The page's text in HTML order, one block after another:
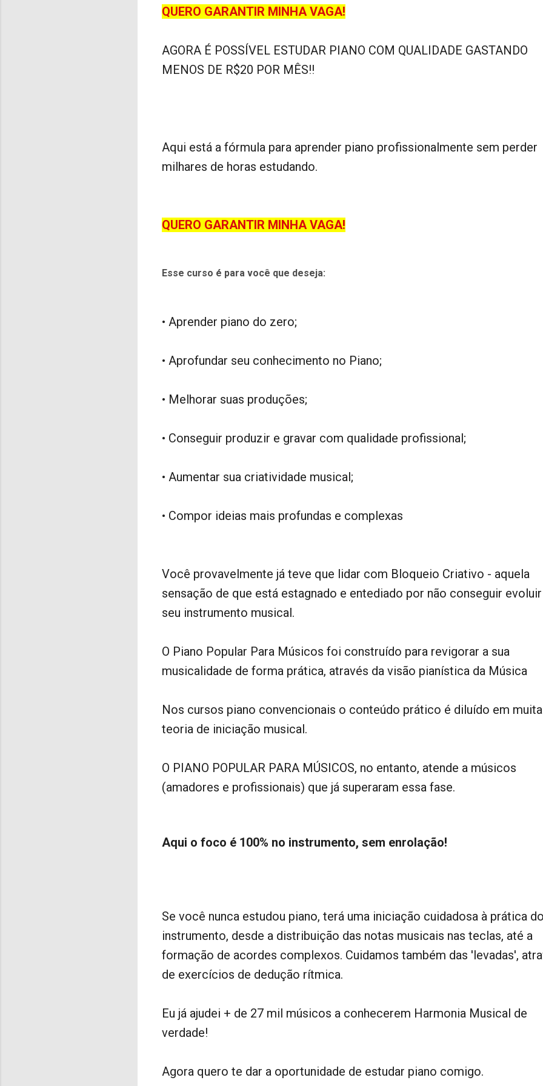
QUERO GARANTIR MINHA VAGA!
AGORA É POSSÍVEL ESTUDAR PIANO COM QUALIDADE GASTANDO
MENOS DE R$20 POR MÊS!!
Aqui está a fórmula para aprender piano profissionalmente sem perder
milhares de horas estudando.
QUERO GARANTIR MINHA VAGA!
​Esse curso é para você que deseja:
• Aprender piano do zero;
• Aprofundar seu conhecimento no Piano;
• Melhorar suas produções;
• Conseguir produzir e gravar com qualidade profissional;
• Aumentar sua criatividade musical;
• Compor ideias mais profundas e complexas
Você provavelmente já teve que lidar com Bloqueio Criativo - aquela
sensação de que está estagnado e entediado por não conseguir
seu instrumento musical.
O Piano Popular Para Músicos foi construído para revigorar a sua
musicalidade de forma prática, através da visão pianística da Música
Nos cursos piano convencionais o conteúdo prático é diluído em muita
teoria de iniciação musical.
O PIANO POPULAR PARA MÚSICOS, no entanto, atende a músicos
(amadores e profissionais) que já superaram essa fase.
Aqui o foco é 100% no instrumento, sem enrolação!
Se você nunca estudou piano, terá uma iniciação cuidadosa à prática
instrumento, desde a distribuição das notas musicais nas teclas, até a
formação de acordes complexos. Cuidamos também das 'levadas',
de exercícios de dedução rítmica.
Eu já ajudei + de 27 mil músicos a conhecerem Harmonia Musical de
verdade!
Agora quero te dar a oportunidade de estudar piano comigo.